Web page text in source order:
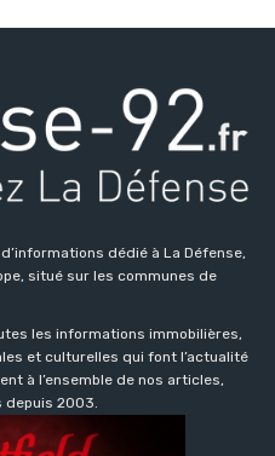
dédié à La Défense,
situé sur les communes de
les informations immobilières,
et culturelles qui font l’actualité
à l’ensemble de nos articles,
depuis 2003.